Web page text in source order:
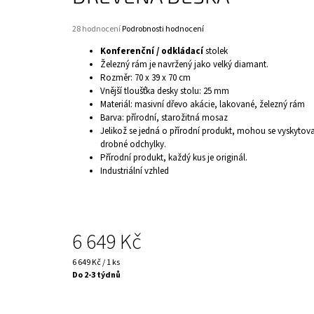
Průměrné
produktu
hvězdiček.
28 hodnoceníPodrobnosti hodnocení
Konferenční / odkládacístolek
Železný rám je navržený jako velký diamant.
Rozměr: 70 x 39 x 70 cm
Vnější tloušťka desky stolu: 25 mm
Materiál: masivní dřevo akácie, lakované, železný rám
Barva: přírodní, starožitná mosaz
Jelikož se jedná o přírodní produkt, mohou se
drobné odchylky.
Přírodní produkt, každý kus je originál.
Industriální vzhled
6 649 Kč
Měrná
cena:
6 649 Kč / 1 ks
Do 2-3 týdnů